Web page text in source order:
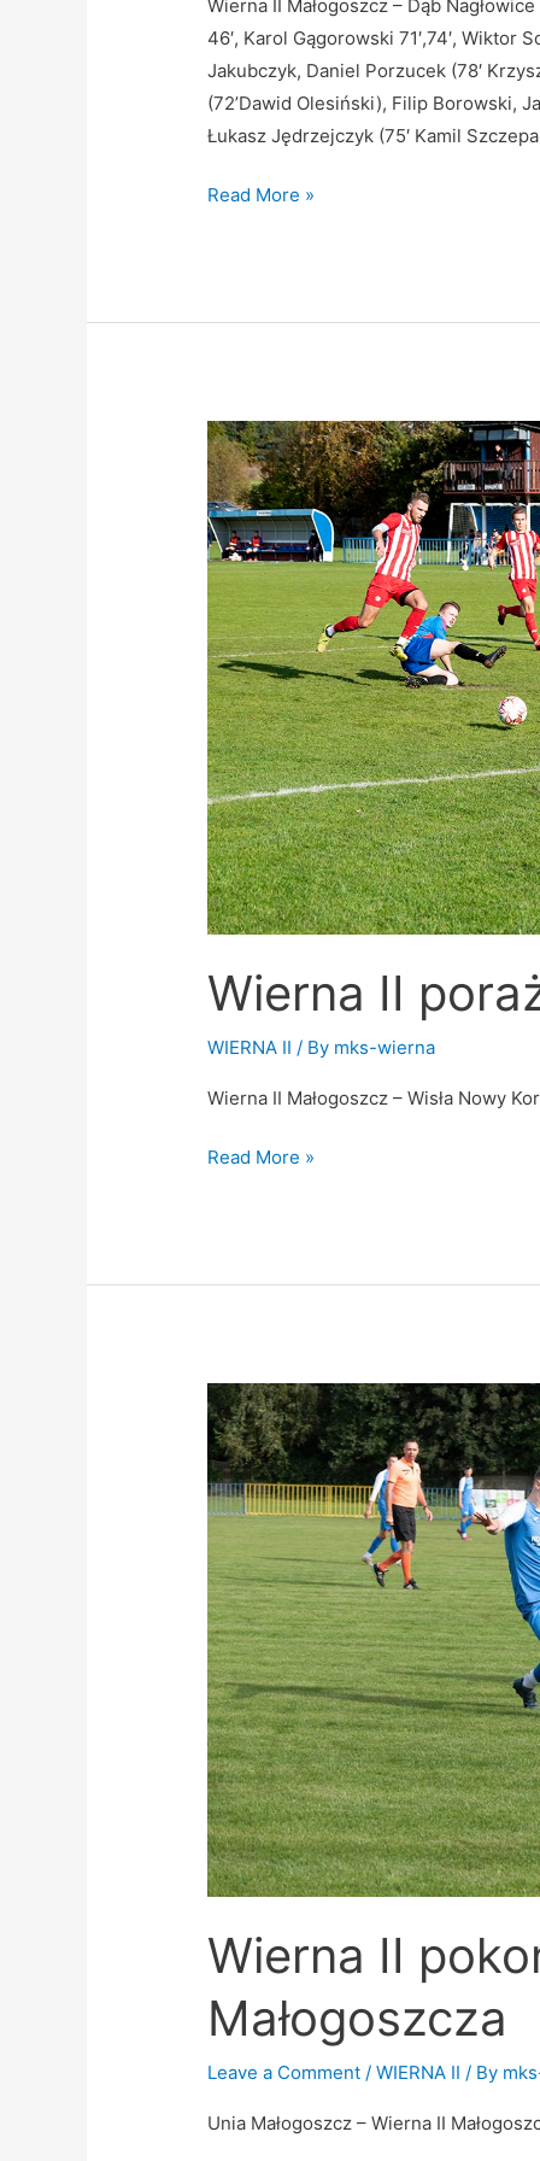
Wierna II Małogoszcz – Dąb
46′, Karol Gągorowski 71′,74′, Wiktor
Jakubczyk, Daniel Porzucek (78′
(72’Dawid Olesiński), Filip Borowski,
Łukasz Jędrzejczyk (75′ Kamil
Read More »
Wierna II
WIERNA II / By mks-wierna
Wierna II Małogoszcz – Wisła Nowy
Wierna
II
porażką
kończy
rundę
Read More »
Wierna II
Małogoszcza
Leave a Comment /WIERNA II / By
Unia Małogoszcz – Wierna II
Wierna
II
pokonana
w
Małogoszcza